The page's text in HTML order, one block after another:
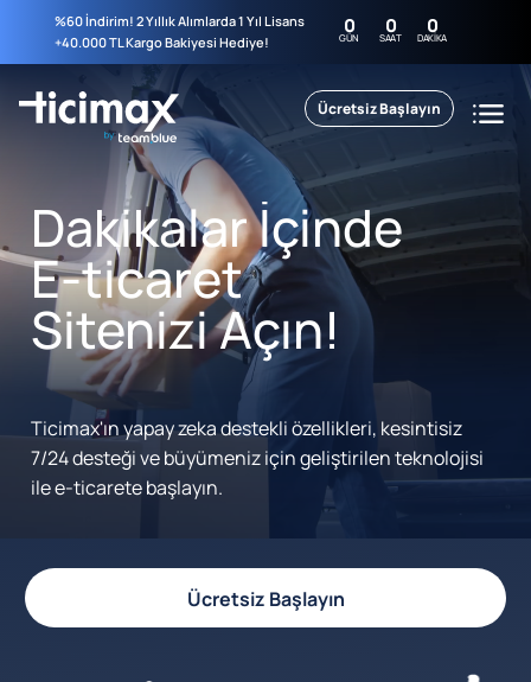
%60 İndirim! 2 Yıllık Alımlarda 1 Yıl Lisans
+40.000 TL Kargo Bakiyesi Hediye!
0
GÜN 0
SAAT 0
DAKIKA
Ücretsiz Başlayın
Dakikalar İçinde
E-ticaret
Sitenizi Açın!
Ticimax'ın yapay zeka destekli özellikleri, kesintisiz
7/24 desteği ve büyümeniz için geliştirilen teknolojisi
ile e-ticarete başlayın.
Ücretsiz Başlayın